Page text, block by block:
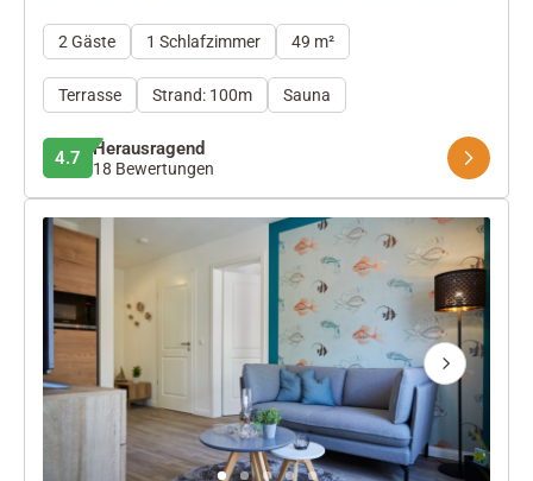
2 Gäste 1 Schlafzimmer 49 m²
Terrasse Strand: 100m Sauna
4.7 Herausragend
18 Bewertungen
Next